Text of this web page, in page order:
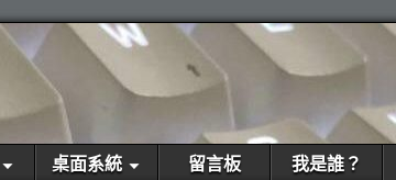
桌面系統 留言板 我是誰？